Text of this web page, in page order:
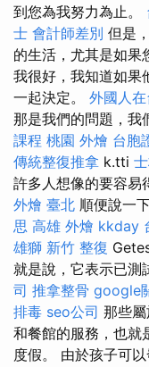
到您為我努力為止。
士 會計師差別 但是
的生活，尤其是如果
我很好，我知道如果
一起決定。 外國人
那是我們的問題，我
課程 桃園 外燴 台胞
傳統整復推拿 k.tti
許多人想像的要容易
外燴 臺北 順便說一
思 高雄 外燴 kkday
雄獅 新竹 整復
就是說，它表示已測
司 推拿整骨 google
排毒 seo公司 那些
和餐館的服務，也就
度假。 由於孩子可